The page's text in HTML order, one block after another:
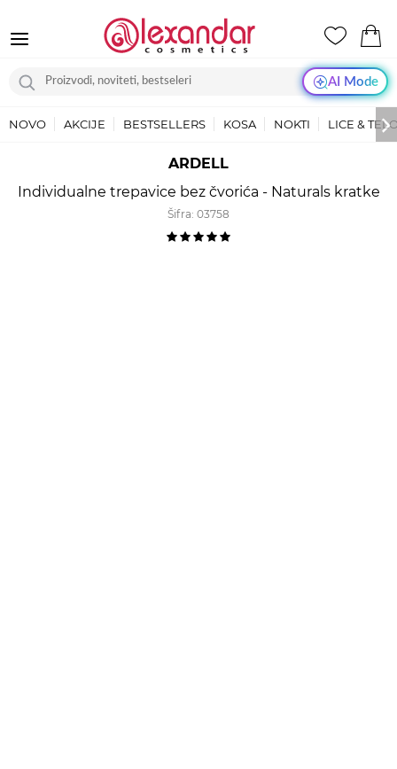
AI Mode
NOVO AKCIJE BESTSELLERS KOSA NOKTI LICE &
ARDELL
Individualne trepavice bez čvorića - Naturals kratke
Šifra: 03758